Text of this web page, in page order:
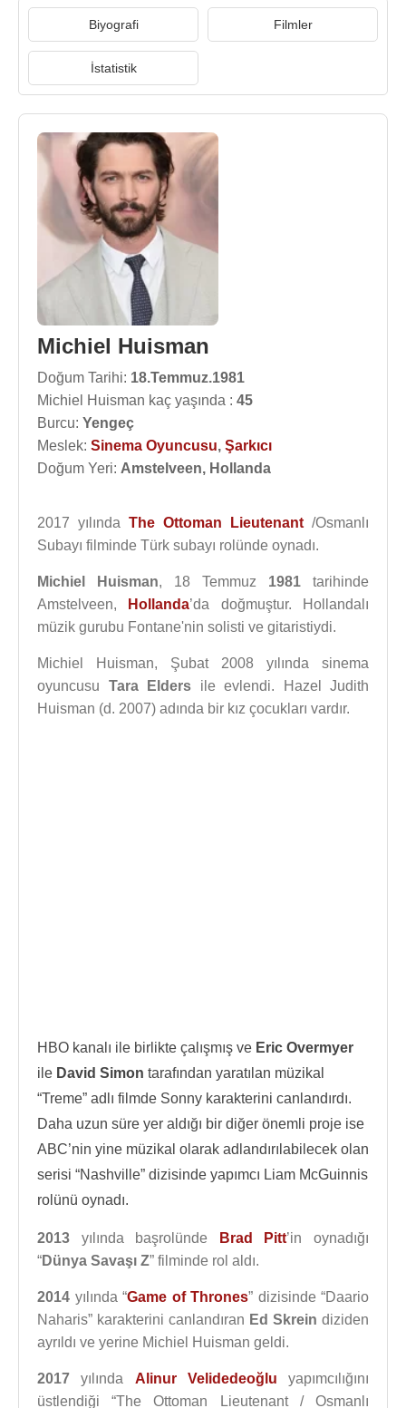
Biyografi Filmler
İstatistik
Michiel Huisman
Doğum Tarihi: 18.Temmuz.1981
Michiel Huisman kaç yaşında : 45
Burcu: Yengeç
Meslek: Sinema Oyuncusu, Şarkıcı
Doğum Yeri: Amstelveen, Hollanda
2017 yılında The Ottoman Lieutenant /Osmanlı
Subayı filminde Türk subayı rolünde oynadı.
Michiel Huisman, 18 Temmuz 1981 tarihinde
Amstelveen,
Hollanda’da doğmuştur. Hollandalı
müzik gurubu Fontane'nin solisti ve gitaristiydi.
Michiel Huisman, Şubat 2008 yılında sinema
oyuncusu Tara Elders ile evlendi. Hazel Judith
Huisman (d. 2007) adında bir kız çocukları vardır.
HBO kanalı ile birlikte çalışmış ve Eric Overmyer
ile David Simon tarafından yaratılan müzikal
“Treme” adlı filmde Sonny karakterini canlandırdı.
Daha uzun süre yer aldığı bir diğer önemli proje ise
ABC’nin yine müzikal olarak adlandırılabilecek olan
serisi “Nashville” dizisinde yapımcı Liam McGuinnis
rolünü oynadı.
2013 yılında başrolünde Brad Pitt’in oynadığı
“Dünya Savaşı Z” filminde rol aldı.
2014 yılında “Game of Thrones” dizisinde “Daario
Naharis” karakterini canlandıran Ed Skrein diziden
ayrıldı ve yerine Michiel Huisman geldi.
2017 yılında Alinur Velidedeoğlu yapımcılığını
üstlendiği “The Ottoman Lieutenant / Osmanlı